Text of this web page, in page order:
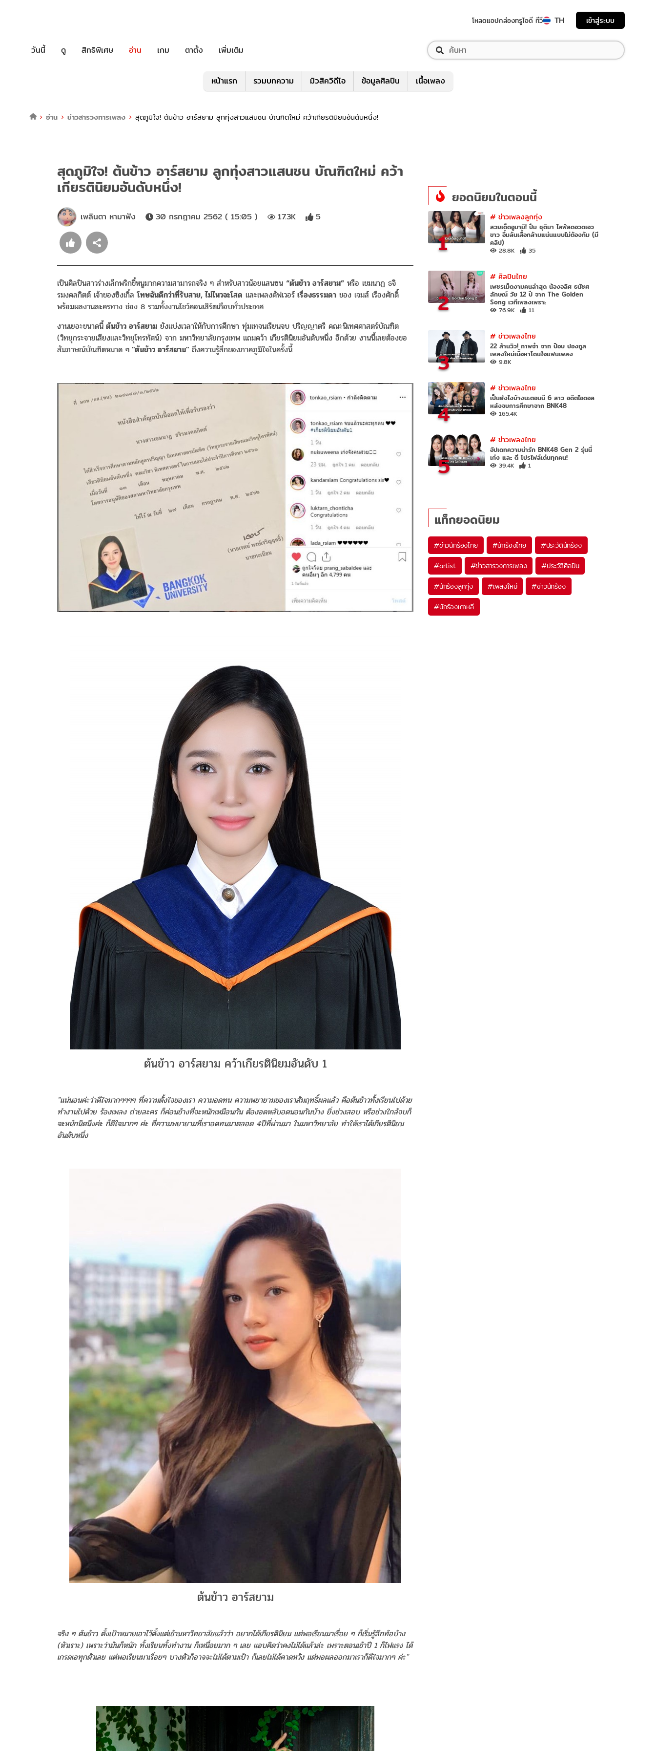
โหลดแอปกล่องทรูไอดี ทีวี TH เข้าสู่ระบบ
วันนี้ ดู สิทธิพิเศษ อ่าน เกม ตาตั้ง เพิ่มเติม
หน้าแรก รวมบทความ มิวสิควิดีโอ ข้อมูลศิลปิน เนื้อเพลง
อ่าน ข่าวสารวงการเพลง สุดภูมิใจ! ต้นข้าว อาร์สยาม ลูกทุ่งสาวแสนซน บัณฑิตใหม่ คว้าเกียรตินิยมอันดับหนึ่ง!
สุดภูมิใจ! ต้นข้าว อาร์สยาม ลูกทุ่งสาวแสนซน บัณฑิตใหม่ คว้า
เกียรตินิยมอันดับหนึ่ง!
เพลินตา หามาฟัง 30 กรกฎาคม 2562 ( 15:05 ) 17.3K 5
เป็นศิลปินสาวร่างเล็กพริกขี้หนูมากความสามารถจริง ๆ สำหรับสาวน้อยแสนซน “ต้นข้าว อาร์สยาม” หรือ เขมนาฏ ธจิ
รมงคลกิตต์ เจ้าของซิงเกิ้ลโทษฉันดีกว่าที่รับสาย, ไม่ไหวจะโสด และเพลงคัฟเวอร์ เรื่องธรรมดา ของ เจมส์ เรืองศักดิ์
พร้อมผลงานละครทาง ช่อง 8 รวมทั้งงานโชว์คอนเสิร์ตเกือบทั่วประเทศ
งานเยอะขนาดนี้ ต้นข้าว อาร์สยาม ยังแบ่งเวลาให้กับการศึกษา ทุ่มเทจนเรียนจบ ปริญญาตรี คณะนิเทศศาสตร์บัณฑิต
(วิทยุกระจายเสียงและวิทยุโทรทัศน์) จาก มหาวิทยาลัยกรุงเทพ แถมคว้า เกียรตินิยมอันดับหนึ่ง อีกด้วย งานนี้เลยต้องขอ
สัมภาษณ์บัณฑิตหมาด ๆ "ต้นข้าว อาร์สยาม" ถึงความรู้สึกของภาคภูมิใจในครั้งนี้
ต้นข้าว อาร์สยาม คว้าเกียรตินิยมอันดับ 1
"แน่นอนค่ะว่าดีใจมากๆๆๆๆ ที่ความตั้งใจของเรา ความอดทน ความพยายามของเราสัมฤทธิ์ผลแล้ว คือต้นข้าวทั้งเรียนไปด้วย
ทำงานไปด้วย ร้องเพลง ถ่ายละคร ก็ค่อนข้างที่จะหนักเหมือนกัน ต้องอดหลับอดนอนกันบ้าง ยิ่งช่วงสอบ หรือช่วงใกล้จบก็
จะหนักนิดนึงค่ะ ก็ดีใจมากๆ ค่ะ ที่ความพยายามที่เราอดทนมาตลอด 4ปีที่ผ่านมา ในมหาวิทยาลัย ทำให้เราได้เกียรตินิยม
อันดับหนึ่ง
ต้นข้าว อาร์สยาม
จริง ๆ ต้นข้าว ตั้งเป้าหมายเอาไว้ตั้งแต่เข้ามหาวิทยาลัยแล้วว่า อยากได้เกียรตินิยม แต่พอเรียนมาเรื่อย ๆ ก็เริ่มรู้สึกท้อบ้าง
(หัวเราะ) เพราะว่ามันก็หนัก ทั้งเรียนทั้งทำงาน ก็เหนื่อยมาก ๆ เลย แอบคิดว่าคงไม่ได้แล้วล่ะ เพราะตอนเข้าปี 1 ก็ไฟแรง ได้
เกรดเอทุกตัวเลย แต่พอเรียนมาเรื่อยๆ บางตัวก็อาจจะไม่ได้ตามเป้า ก็เลยไม่ได้คาดหวัง แต่พอผลออกมาเราก็ดีใจมากๆ ค่ะ"
ยอดนิยมในตอนนี้
1
# ข่าวเพลงลูกทุ่ง
สวยเด็ดอูมามิ! ปิ๋ม ชุติมา ไลฟ์สดอวดเอว
ขาว อึ๋มล้นเสื้อกล้ามแน่นแบบไม่ต้องก้ม (มี
คลิป)
28.8K 35
2
# ศิลปินไทย
เพชรเม็ดงามคนล่าสุด น้องอลิศ ธนัชศ
ลักษณ์ วัย 12 ปี จาก The Golden
Song เวทีเพลงเพราะ
76.9K 11
3
# ข่าวเพลงไทย
22 ล้านวิว! ภาพจำ จาก ป๊อบ ปองกูล
เพลงใหม่เนื้อหาโดนใจแฟนเพลง
9.8K
4
# ข่าวเพลงไทย
เป็นยังไงบ้างนะตอนนี้ 6 สาว อดีตไอดอล
หลังจบการศึกษาจาก BNK48
165.4K
5
# ข่าวเพลงไทย
อัปเดทความน่ารัก BNK48 Gen 2 รุ่นนี้
เก่ง และ ดี โปรไฟล์เด่นทุกคน!
39.4K 1
แท็กยอดนิยม
#ข่าวนักร้องไทย #นักร้องไทย #ประวัตินักร้อง
#artist #ข่าวสารวงการเพลง #ประวัติศิลปิน
#นักร้องลูกทุ่ง #เพลงใหม่ #ข่าวนักร้อง
#นักร้องเกาหลี